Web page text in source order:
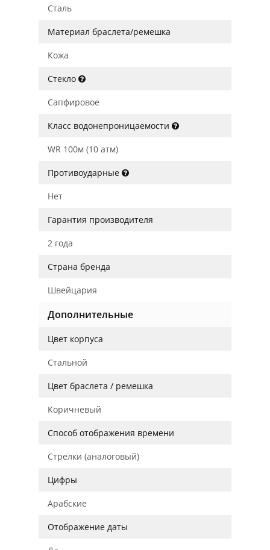
Сталь
Материал браслета/ремешка
Кожа
Стекло
Сапфировое
Класс водонепроницаемости
WR 100м (10 атм)
Противоударные
Нет
Гарантия производителя
2 года
Страна бренда
Швейцария
Дополнительные
Цвет корпуса
Стальной
Цвет браслета / ремешка
Коричневый
Способ отображения времени
Стрелки (аналоговый)
Цифры
Арабские
Отображение даты